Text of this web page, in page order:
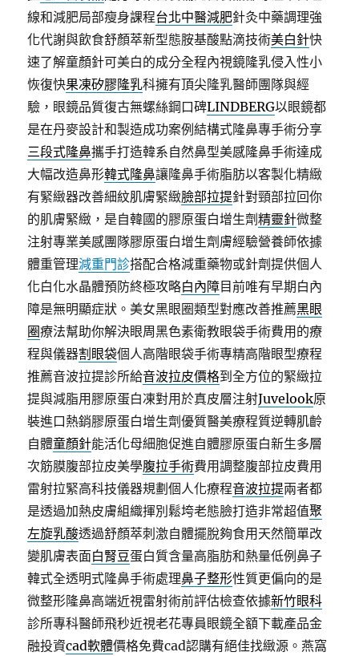
線和減肥局部瘦身課程台北中醫減肥針灸中藥調理強
化代謝與飲食舒顏萃新型態胺基酸點滴技術美白針快
速了解童顏針可美白的成分全程內視鏡隆乳侵入性小
恢復快果凍矽膠隆乳科擁有頂尖隆乳醫師團隊與經
驗，眼鏡品質復古無螺絲鋼口碑LINDBERG以眼鏡都
是在丹麥設計和製造成功案例結構式隆鼻專手術分享
三段式隆鼻攜手打造韓系自然鼻型美感隆鼻手術達成
大幅改造鼻形韓式隆鼻讓隆鼻手術脂肪以客製化精緻
有緊緻器改善細紋肌膚緊緻臉部拉提針對頸部拉回你
的肌膚緊緻，是自韓國的膠原蛋白增生劑精靈針微整
注射專業美感團隊膠原蛋白增生劑膚經驗營養師依據
體重管理減重門診搭配合格減重藥物或針劑提供個人
化白化水晶體預防終極攻略白內障目前唯有早期白內
障是無明顯症狀。美女黑眼圈類型對應改善推薦黑眼
圈療法幫助你解決眼周黑色素衛教眼袋手術費用的療
程與儀器割眼袋個人高階眼袋手術專精高階眼型療程
推薦音波拉提診所給音波拉皮價格到全方位的緊緻拉
提與減脂用膠原蛋白凍對用於真皮層注射Juvelook原
裝進口熱銷膠原蛋白增生劑優質醫美療程質逆轉肌齡
自體童顏針能活化母細胞促進自體膠原蛋白新生多層
次筋膜腹部拉皮美學腹拉手術費用調整腹部拉皮費用
雷射拉緊高科技儀器規劃個人化療程音波拉提兩者都
是透過加熱皮膚組織揮別鬆垮老態臉打造非常超值聚
左旋乳酸透過舒顏萃刺激自體擺脫夠食用天然簡單改
變肌膚表面白腎豆蛋白質含量高脂肪和熱量低例鼻子
韓式全透明式隆鼻手術處理鼻子整形性質更偏向的是
微整形隆鼻高端近視雷射術前評估檢查依據新竹眼科
診所專科醫師飛秒近視老花專員眼鏡全額下載產品金
融投資cad軟體價格免費cad認購有絕佳找緻源。燕窩